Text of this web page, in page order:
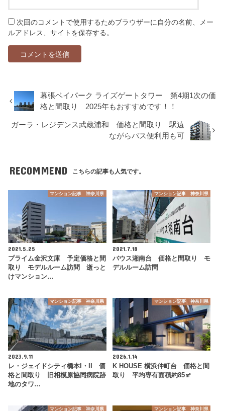
次回のコメントで使用するためブラウザーに自分の名前、メー
ルアドレス、サイトを保存する。
幕張ベイパーク ライズゲートタワー 第4期1次の価
格と間取り 2025年もおすすめです！！
ガーラ・レジデンス武蔵浦和 価格と間取り 駅遠
ながらバス便利用も可
RECOMMEND こちらの記事も人気です。
マンション記事 神奈川県
2021.5.25
プライム金沢文庫 予定価格と間
取り モデルルーム訪問 逝っと
けマンション…
マンション記事 神奈川県
2021.7.18
バウス湘南台 価格と間取り モ
デルルーム訪問
マンション記事 神奈川県
2023.9.11
レ・ジェイドシティ橋本I・II 価
格と間取り 旧相模原協同病院跡
地のタワ…
マンション記事 神奈川県
2026.1.14
K HOUSE 横浜仲町台 価格と間
取り 平均専有面積約85㎡
マンション記事 神奈川県 マンション記事 神奈川県